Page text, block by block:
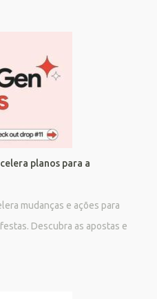
planos para a
mudanças e ações para
Descubra as apostas e